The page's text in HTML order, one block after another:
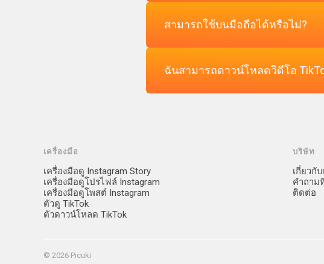
แน่นอน คุณสามารถดูและเรียกดูคอนเ
สามารถใช้บนมือถือได้หรือไม่?
ได้ TikTok video viewer ทำงานได้อ
ฉันสามารถดาวน์โหลดวิดีโอ
เครื่องมือ
เครื่องมือดู Instagram Story
เครื่องมือดูโปรไฟล์ Instagram
เครื่องมือดูโพสต์ Instagram
ตัวดู TikTok
ตัวดาวน์โหลด TikTok
บริษัท
เกี่ยวกับ
คำถาม
ติดต่อ
© 2026 Picuki